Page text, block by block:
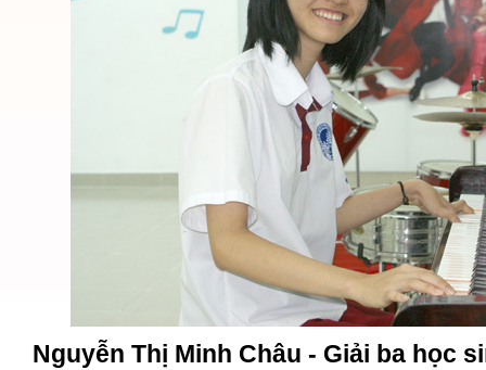
Nguyễn Thị Minh Châu - Giải ba học